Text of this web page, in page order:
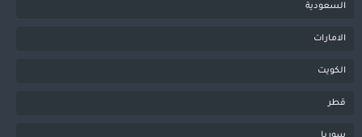
السعودية
الامارات
الكويت
قطر